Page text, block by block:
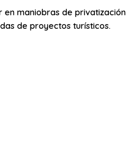
maniobras de privatización
de proyectos turísticos.